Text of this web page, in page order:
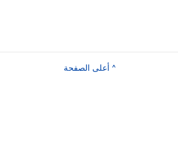
^ أعلى الصفحة